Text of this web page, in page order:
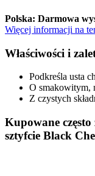
Polska: Darmowa
Więcej informacji na
Właściwości i
Podkreśla usta
O smakowitym,
Z czystych
Kupowane
sztyfcie Black